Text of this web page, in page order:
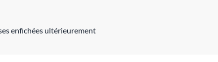
enfichées ultérieurement